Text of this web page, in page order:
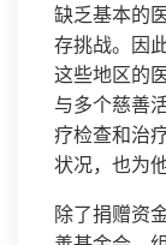
缺乏基本的
存挑战。因
这些地区的
与多个慈善
疗检查和治
状况，也为
除了捐赠资